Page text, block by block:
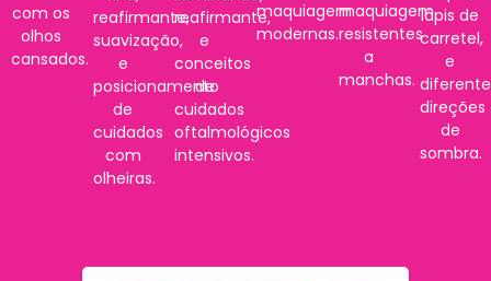
com os
olhos
cansados.
reafirmante,
suavização,
e
posicionamento
de
cuidados
com
olheiras.
reafirmante,
e
conceitos
de
cuidados
oftalmológicos
intensivos.
maquiagem
modernas.
maquiagem
resistentes
a
manchas.
lápis de
carretel,
e
direções
de
sombra.